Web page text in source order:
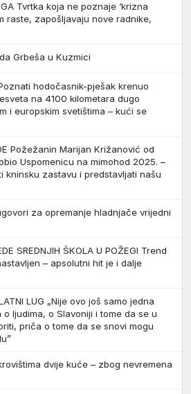
Tvrtka koja ne poznaje ‘krizna
raste, zapošljavaju nove radnike,
Grbeša u Kuzmici
hodočasnik-pješak krenuo
na 4100 kilometara dugo
i europskim svetištima – kući se
Požežanin Marijan Križanović od
Uspomenicu na mimohod 2025. –
kninsku zastavu i predstavljati našu
za opremanje hladnjače vrijedni
SREDNJIH ŠKOLA U POŽEGI Trend
– apsolutni hit je i dalje
LUG „Nije ovo još samo jedna
ljudima, o Slavoniji i tome da se u
priča o tome da se snovi mogu
dvije kuće – zbog nevremena